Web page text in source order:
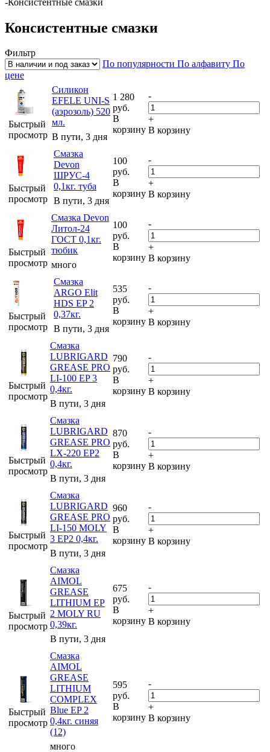
Консистентные смазки
Фильтр
По популярности По алфавиту По
цене
Быстрый
просмотр
Силикон
EFELE UNI-S
(аэрозоль) 520
мл.
В пути, 3 дня
1 280
руб.
В
корзину
-
+
В корзину
Быстрый
просмотр
Смазка
Devon
ШРУС-4
0,1кг. туба
В пути, 3 дня
100
руб.
В
корзину
-
+
В корзину
Быстрый
просмотр
Смазка Devon
Литол-24
ГОСТ 0,1кг.
тюбик
много
100
руб.
В
корзину
-
+
В корзину
Быстрый
просмотр
Смазка
ARGO Elit
HDS EP 2
0,37кг.
В пути, 3 дня
535
руб.
В
корзину
-
+
В корзину
Быстрый
просмотр
Смазка
LUBRIGARD
GREASE PRO
LI-100 EP 3
0,4кг.
В пути, 3 дня
790
руб.
В
корзину
-
+
В корзину
Быстрый
просмотр
Смазка
LUBRIGARD
GREASE PRO
LX-220 EP2
0,4кг.
В пути, 3 дня
870
руб.
В
корзину
-
+
В корзину
Быстрый
просмотр
Смазка
LUBRIGARD
GREASE PRO
LI-150 MOLY
3 EP2 0,4кг.
В пути, 3 дня
960
руб.
В
корзину
-
+
В корзину
Быстрый
просмотр
Смазка
AIMOL
GREASE
LITHIUM EP
2 MOLY RU
0,39кг.
В пути, 3 дня
675
руб.
В
корзину
-
+
В корзину
Быстрый
просмотр
Смазка
AIMOL
GREASE
LITHIUM
COMPLEX
Blue EP 2
0,4кг. синяя
(12)
много
595
руб.
В
корзину
-
+
В корзину